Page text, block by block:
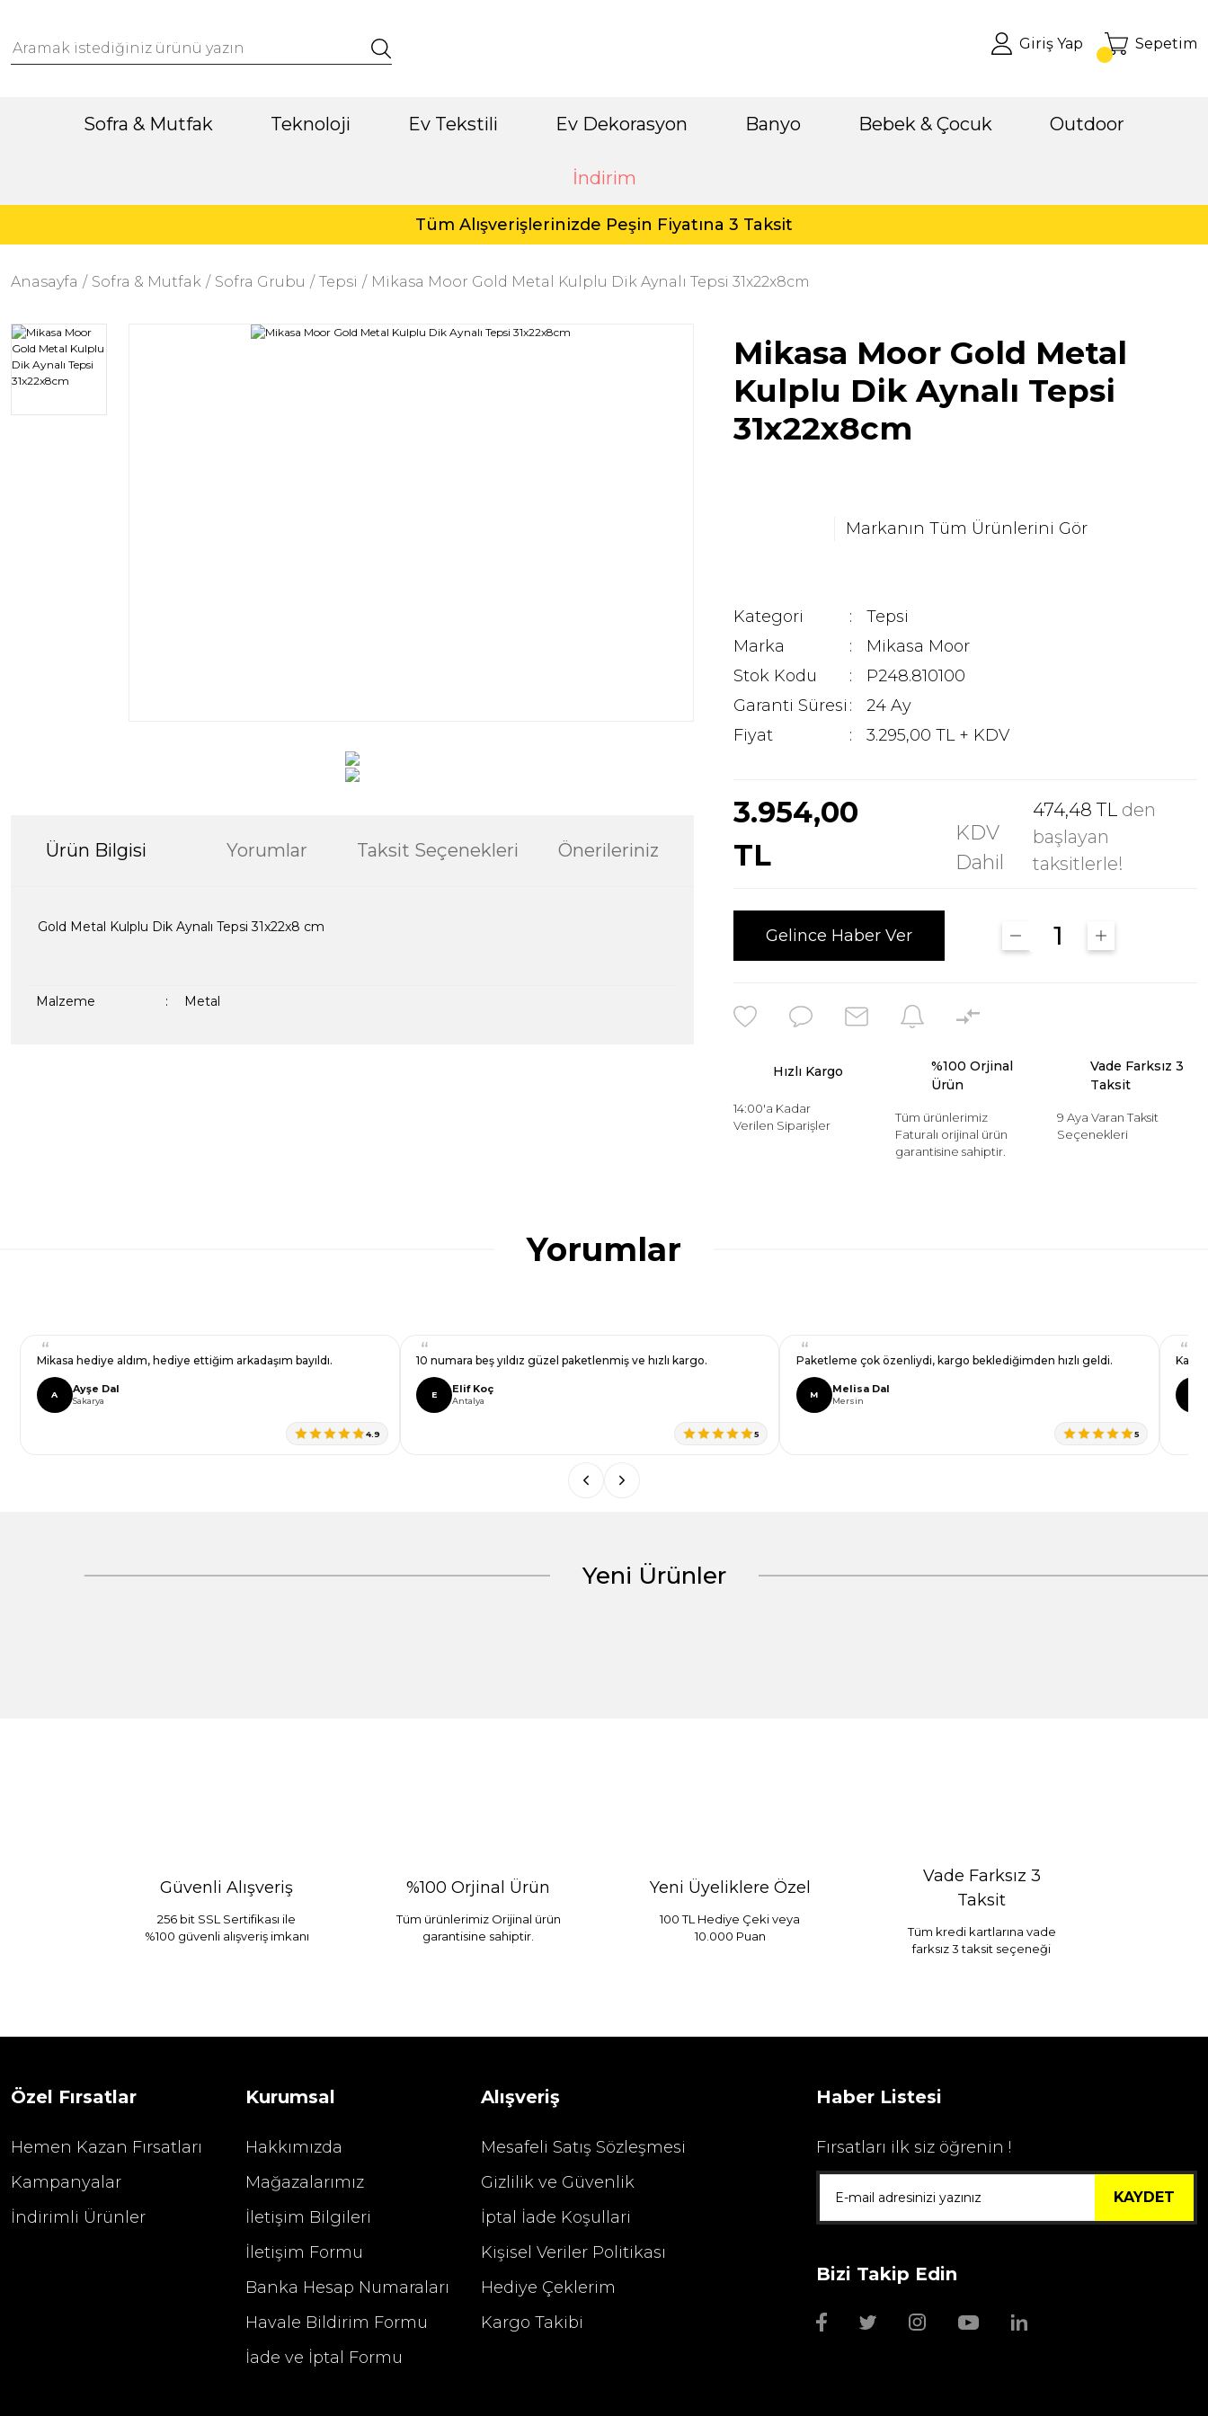
Giriş Yap Sepetim
Sofra & Mutfak Teknoloji Ev Tekstili Ev Dekorasyon Banyo Bebek & Çocuk Outdoor
İndirim
Tüm Alışverişlerinizde Peşin Fiyatına 3 Taksit
Anasayfa Sofra & Mutfak Sofra Grubu Tepsi Mikasa Moor Gold Metal Kulplu Dik Aynalı Tepsi 31x22x8cm
Ürün Bilgisi Yorumlar Taksit Seçenekleri Önerileriniz
Gold Metal Kulplu Dik Aynalı Tepsi 31x22x8 cm
Malzeme : Metal
Mikasa Moor Gold Metal
Kulplu Dik Aynalı Tepsi
31x22x8cm
Markanın Tüm Ürünlerini Gör
Kategori
Tepsi
Marka
Mikasa Moor
Stok Kodu
P248.810100
Garanti Süresi
24 Ay
Fiyat
3.295,00 TL + KDV
3.954,00
TL
KDV
Dahil
474,48 TLden
başlayan
taksitlerle!
Gelince Haber Ver
Hızlı Kargo
14:00'a Kadar
Verilen Siparişler
%100 Orjinal
Ürün
Tüm ürünlerimiz
Faturalı orijinal ürün
garantisine sahiptir.
Vade Farksız 3
Taksit
9 Aya Varan Taksit
Seçenekleri
Yorumlar
Mikasa hediye aldım, hediye ettiğim arkadaşım bayıldı.
A Ayşe Dal
Sakarya
4.9
10 numara beş yıldız güzel paketlenmiş ve hızlı kargo.
E Elif Koç
Antalya
5
Paketleme çok özenliydi, kargo beklediğimden hızlı geldi.
M Melisa Dal
Mersin
5
Yeni Ürünler
2.400,00 TL 1.680,00 TL
Wmf Bıçak Bileyi
Güvenli Alışveriş
256 bit SSL Sertifikası ile
%100 güvenli alışveriş imkanı
%100 Orjinal Ürün
Tüm ürünlerimiz Orijinal ürün
garantisine sahiptir.
Yeni Üyeliklere Özel
100 TL Hediye Çeki veya
10.000 Puan
Vade Farksız 3
Taksit
Tüm kredi kartlarına vade
farksız 3 taksit seçeneği
Özel Fırsatlar
Hemen Kazan Fırsatları
Kampanyalar
İndirimli Ürünler
Kurumsal
Hakkımızda
Mağazalarımız
İletişim Bilgileri
İletişim Formu
Banka Hesap Numaraları
Havale Bildirim Formu
İade ve İptal Formu
Alışveriş
Mesafeli Satış Sözleşmesi
Gizlilik ve Güvenlik
İptal İade Koşullari
Kişisel Veriler Politikası
Hediye Çeklerim
Kargo Takibi
Haber Listesi
Fırsatları ilk siz öğrenin !
KAYDET
Bizi Takip Edin